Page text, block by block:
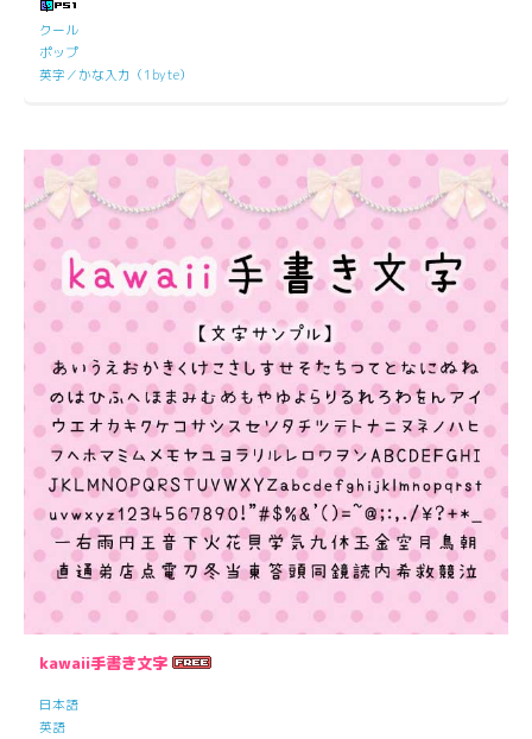
クール
ポップ
英字／かな入力（1byte）
kawaii手書き文字
日本語
英語